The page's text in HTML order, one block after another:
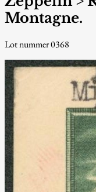
Montagne.
Lot nummer 0368